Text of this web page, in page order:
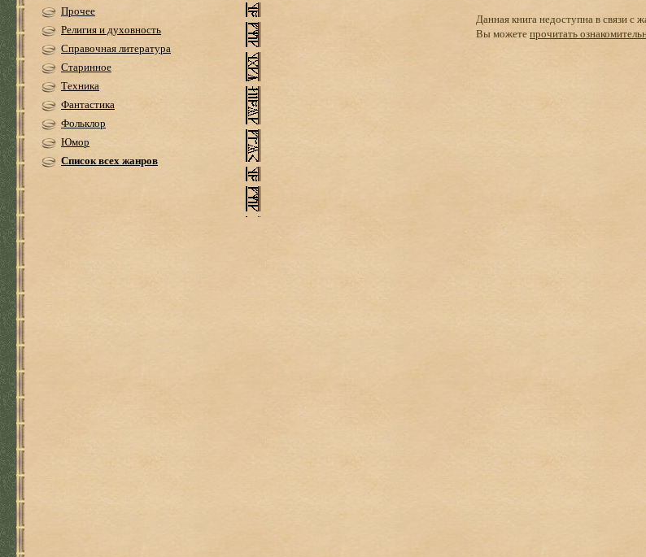
Прочее
Религия и духовность
Справочная литература
Старинное
Техника
Фантастика
Фольклор
Юмор
Список всех жанров
Данная книга недоступна в связи с
Вы можетепрочитать